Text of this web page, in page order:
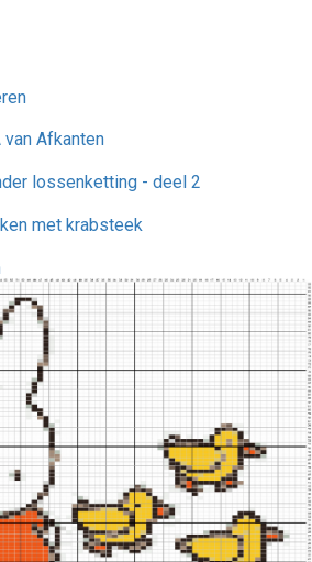
Afkanten
lossenketting - deel 2
met krabsteek